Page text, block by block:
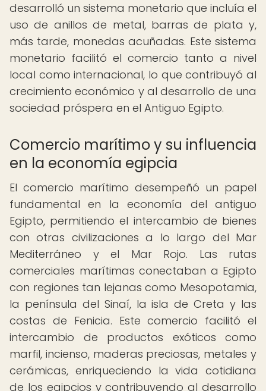
desarrolló un sistema monetario que incluía el
uso de anillos de metal, barras de plata y,
más tarde, monedas acuñadas. Este sistema
monetario facilitó el comercio tanto a nivel
local como internacional, lo que contribuyó al
crecimiento económico y al desarrollo de una
sociedad próspera en el Antiguo Egipto.
Comercio marítimo y su influencia
en la economía egipcia
El comercio marítimo desempeñó un papel
fundamental en la economía del antiguo
Egipto, permitiendo el intercambio de bienes
con otras civilizaciones a lo largo del Mar
Mediterráneo y el Mar Rojo. Las rutas
comerciales marítimas conectaban a Egipto
con regiones tan lejanas como Mesopotamia,
la península del Sinaí, la isla de Creta y las
costas de Fenicia. Este comercio facilitó el
intercambio de productos exóticos como
marfil, incienso, maderas preciosas, metales y
cerámicas, enriqueciendo la vida cotidiana
de los egipcios y contribuyendo al desarrollo